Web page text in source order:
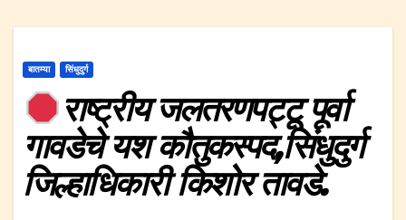
बातम्या सिंधुदुर्ग
राष्ट्रीय जलतरणपट्टू पूर्वा
गावडेचे यश कौतुकस्पद,सिंधुदुर्ग
जिल्हाधिकारी किशोर तावडे.